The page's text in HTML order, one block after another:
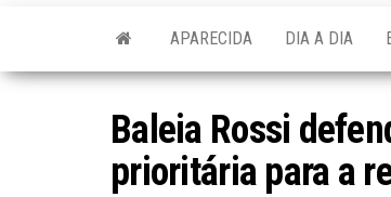
APARECIDA DIA A DIA
Baleia Rossi
prioritária para a